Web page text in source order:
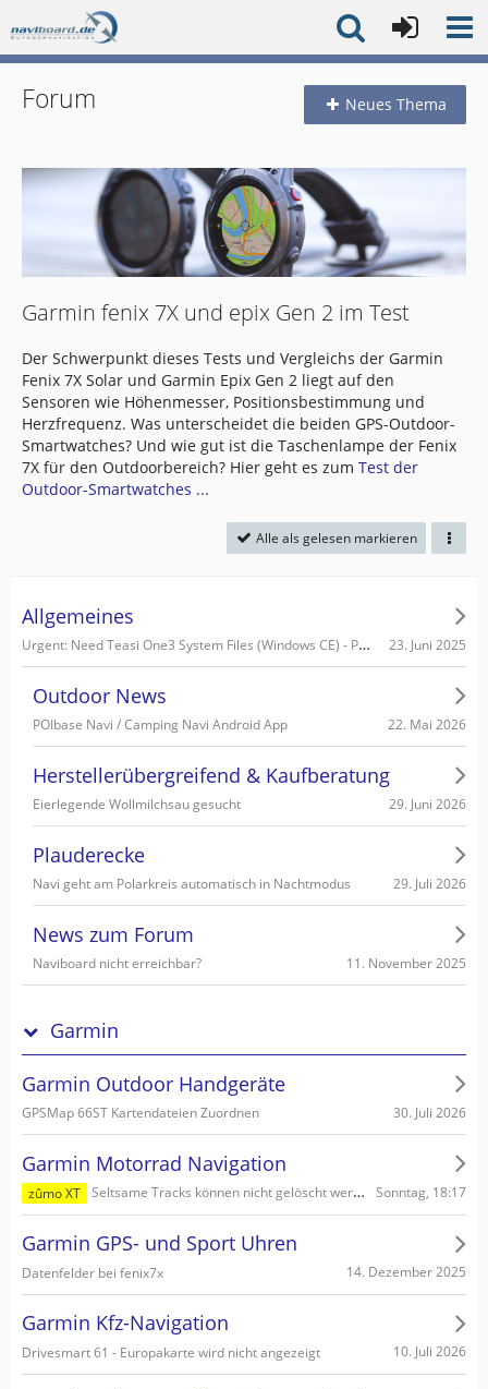
Forum Neues Thema
Garmin fenix 7X und epix Gen 2 im Test
Der Schwerpunkt dieses Tests und Vergleichs der Garmin
Fenix 7X Solar und Garmin Epix Gen 2 liegt auf den
Sensoren wie Höhenmesser, Positionsbestimmung und
Herzfrequenz. Was unterscheidet die beiden GPS-Outdoor-
Smartwatches? Und wie gut ist die Taschenlampe der Fenix
7X für den Outdoorbereich? Hier geht es zum Test der
Outdoor-Smartwatches ...
Alle als gelesen markieren
Allgemeines
Urgent: Need Teasi One3 System Files (Windows CE) - PC recognizes it as Mass Storage! 23. Juni 2025
Outdoor News
POIbase Navi / Camping Navi Android App 22. Mai 2026
Herstellerübergreifend & Kaufberatung
Eierlegende Wollmilchsau gesucht 29. Juni 2026
Plauderecke
Navi geht am Polarkreis automatisch in Nachtmodus 29. Juli 2026
News zum Forum
Naviboard nicht erreichbar? 11. November 2025
Garmin
Garmin Outdoor Handgeräte
GPSMap 66ST Kartendateien Zuordnen 30. Juli 2026
Garmin Motorrad Navigation
zûmo XT Seltsame Tracks können nicht gelöscht werden Sonntag, 18:17
Garmin GPS- und Sport Uhren
Datenfelder bei fenix7x 14. Dezember 2025
Garmin Kfz-Navigation
Drivesmart 61 - Europakarte wird nicht angezeigt 10. Juli 2026